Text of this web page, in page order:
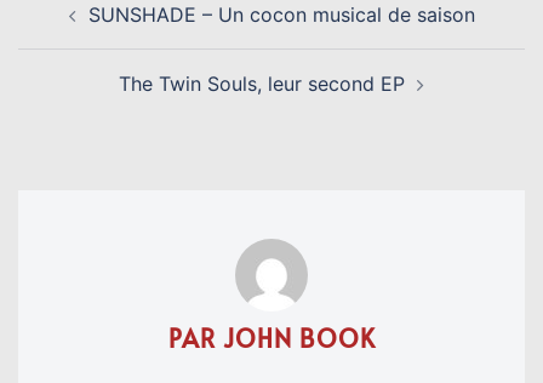
D’ARTICLE
SUNSHADE – Un cocon musical de saison
The Twin Souls, leur second EP
PAR JOHN BOOK